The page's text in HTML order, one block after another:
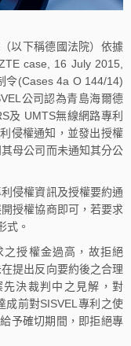
以下稱德國法院）依據
case, 16 July 2015,
令(Cases 4a O 144/14)
公司認為青島海爾德
及 UMTS無線網路專利
侵權通知，並發出授權
母公司而未通知其分公
侵權資訊及授權要約通
授權協商即可，若要求
式。
授權金過高，故拒絕
提出反向要約後之合理
決裁判中之見解，對
成前對SISVEL專利之使
予確切期間，即拒絕專